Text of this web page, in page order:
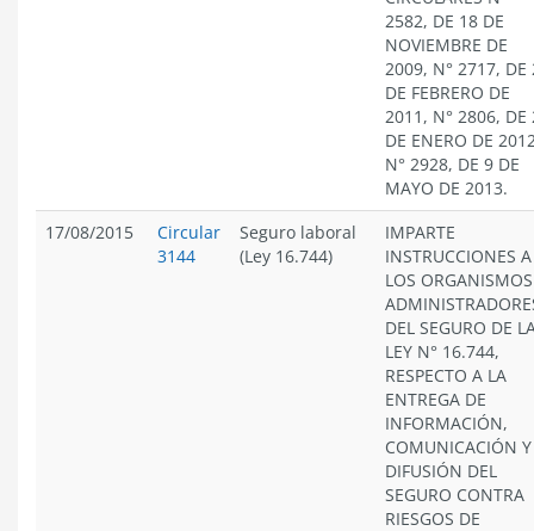
2582, DE 18 DE
NOVIEMBRE DE
2009, N° 2717, DE
DE FEBRERO DE
2011, N° 2806, DE
DE ENERO DE
N° 2928, DE 9 DE
MAYO DE 2013.
17/08/2015
Circular
3144
Seguro laboral
(Ley 16.744)
IMPARTE
INSTRUCCIONES A
LOS ORGANISMOS
DEL SEGURO DE
LEY N° 16.744,
RESPECTO A LA
ENTREGA DE
INFORMACIÓN,
COMUNICACIÓN Y
DIFUSIÓN DEL
SEGURO CONTRA
RIESGOS DE